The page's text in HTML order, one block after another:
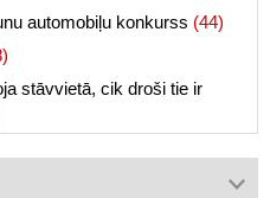
automobiļu konkurss (44)
stāvvietā, cik droši tie ir